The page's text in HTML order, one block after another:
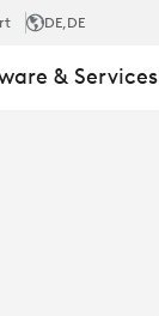
DE,DE
& Services